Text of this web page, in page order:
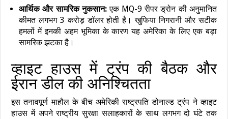
आर्थिक और सामरिक नुकसान:एक MQ-9 रीपर ड्रोन की अनुमानित
कीमत लगभग 3 करोड़ डॉलर होती है। खुफिया निगरानी और सटीक
हमलों में इनकी अहम भूमिका के कारण यह अमेरिका के लिए एक बड़ा
सामरिक झटका है।
व्हाइट हाउस में ट्रंप की बैठक और
ईरान डील की अनिश्चितता
इस तनावपूर्ण माहौल के बीच अमेरिकी राष्ट्रपति डोनाल्ड ट्रंप ने व्हाइट
हाउस में अपने राष्ट्रीय सुरक्षा सलाहकारों के साथ लगभग दो घंटे तक